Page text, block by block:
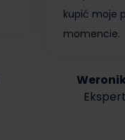
kupić moje
momencie.